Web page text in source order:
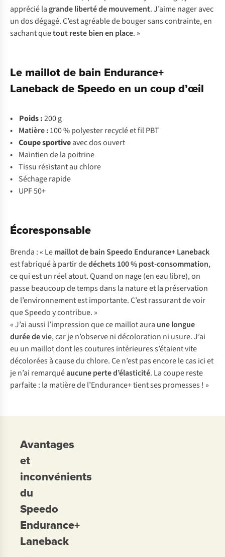
apprécié la grande liberté de mouvement. J’aime nager avec
un dos dégagé. C’est agréable de bouger sans contrainte, en
sachant quetout reste bien en place. »
Le maillot de bain Endurance+
Laneback de Speedo en un coup d’œil
• Poids :200 g
• Matière :100 % polyester recyclé et fil PBT
• Coupe sportiveavec dos ouvert
• Maintien de la poitrine
• Tissu résistant au chlore
• Séchage rapide
• UPF 50+
Écoresponsable
Brenda : « Lemaillot de bain Speedo Endurance+ Laneback
est fabriqué à partir dedéchets 100 % post-consommation,
ce qui est un réel atout. Quand on nage (en eau libre), on
passe beaucoup de temps dans la nature et la préservation
de l’environnement est importante. C’est rassurant de voir
que Speedo y contribue. »
« J’ai aussi l’impression que ce maillot aura une longue
durée de vie, car je n’observe ni décoloration ni usure. J’ai
eu un maillot dont les coutures intérieures s’étaient vite
décolorées à cause du chlore. Ce n’est pas encore le cas ici et
je n’ai remarquéaucune perte d’élasticité. La coupe reste
parfaite : la matière de l’Endurance+ tient ses promesses ! »
Avantages
et
inconvénients
du
Speedo
Endurance+
Laneback